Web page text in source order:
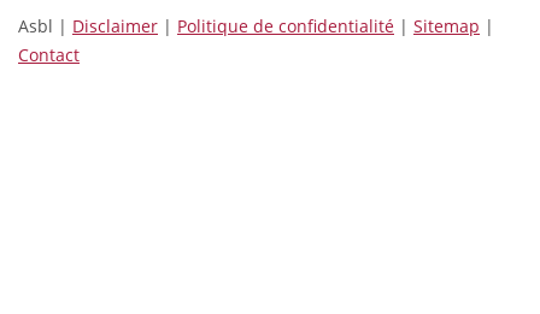
Asbl | Disclaimer | Politique de confidentialité | Sitemap |
Contact